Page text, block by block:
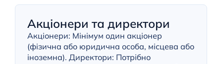
Акціонери та директори
Акціонери: Мінімум один акціонер
(фізична або юридична особа, місцева або
іноземна). Директори: Потрібно